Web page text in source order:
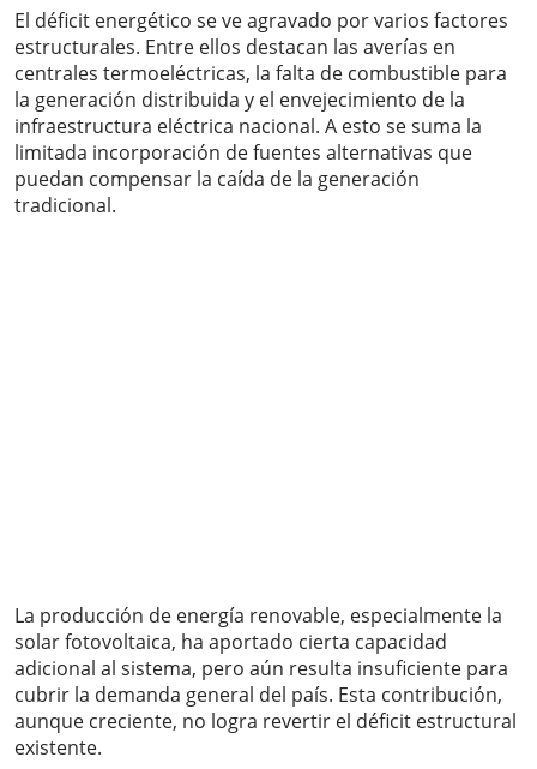
El déficit energético se ve agravado por varios factores
estructurales. Entre ellos destacan las averías en
centrales termoeléctricas, la falta de combustible para
la generación distribuida y el envejecimiento de la
infraestructura eléctrica nacional. A esto se suma la
limitada incorporación de fuentes alternativas que
puedan compensar la caída de la generación
tradicional.
La producción de energía renovable, especialmente la
solar fotovoltaica, ha aportado cierta capacidad
adicional al sistema, pero aún resulta insuficiente para
cubrir la demanda general del país. Esta contribución,
aunque creciente, no logra revertir el déficit estructural
existente.